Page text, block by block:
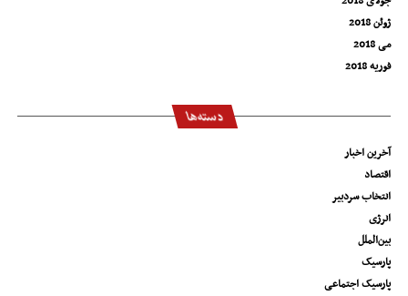
ژوئن 2018
می 2018
فوریه 2018
دسته‌ها
آخرین اخبار
اقتصاد
انتخاب سردبیر
انرژی
بین‌الملل
پارسیک
پارسیک اجتماعی